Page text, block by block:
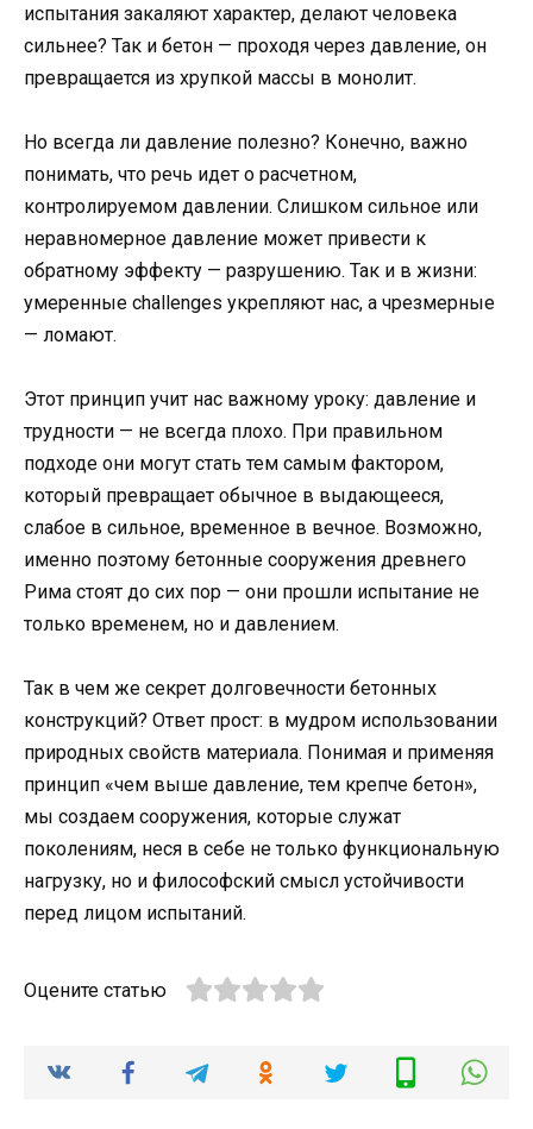
испытания закаляют характер, делают человека
сильнее? Так и бетон — проходя через давление, он
превращается из хрупкой массы в монолит.
Но всегда ли давление полезно? Конечно, важно
понимать, что речь идет о расчетном,
контролируемом давлении. Слишком сильное или
неравномерное давление может привести к
обратному эффекту — разрушению. Так и в жизни:
умеренные challenges укрепляют нас, а чрезмерные
— ломают.
Этот принцип учит нас важному уроку: давление и
трудности — не всегда плохо. При правильном
подходе они могут стать тем самым фактором,
который превращает обычное в выдающееся,
слабое в сильное, временное в вечное. Возможно,
именно поэтому бетонные сооружения древнего
Рима стоят до сих пор — они прошли испытание не
только временем, но и давлением.
Так в чем же секрет долговечности бетонных
конструкций? Ответ прост: в мудром использовании
природных свойств материала. Понимая и применяя
принцип «чем выше давление, тем крепче бетон»,
мы создаем сооружения, которые служат
поколениям, неся в себе не только функциональную
нагрузку, но и философский смысл устойчивости
перед лицом испытаний.
Оцените статью